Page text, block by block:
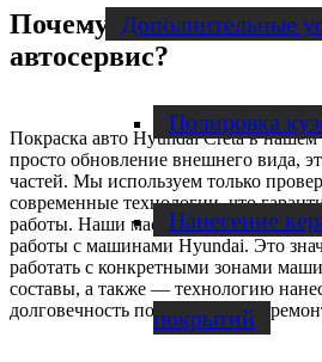
Дополнительные
Полировка
Нанесение
покрытий
Почему стоит
автосервис?
Покраска авто Hyundai Creta в
просто обновление внешнего вида,
частей. Мы используем только
современные технологии, что
работы. Наши мастера
работы с машинами Hyundai. Это
работать с конкретными зонами
составы, а также — технологию
долговечность покрытия после